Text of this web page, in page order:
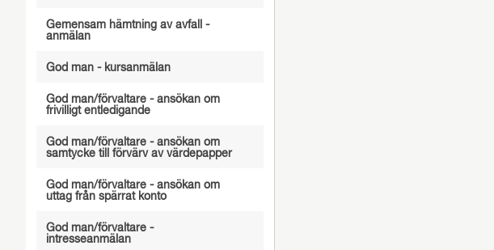
Gemensam hämtning av avfall -
anmälan
God man - kursanmälan
God man/förvaltare - ansökan om
frivilligt entledigande
God man/förvaltare - ansökan om
samtycke till förvärv av värdepapper
God man/förvaltare - ansökan om
uttag från spärrat konto
God man/förvaltare -
intresseanmälan